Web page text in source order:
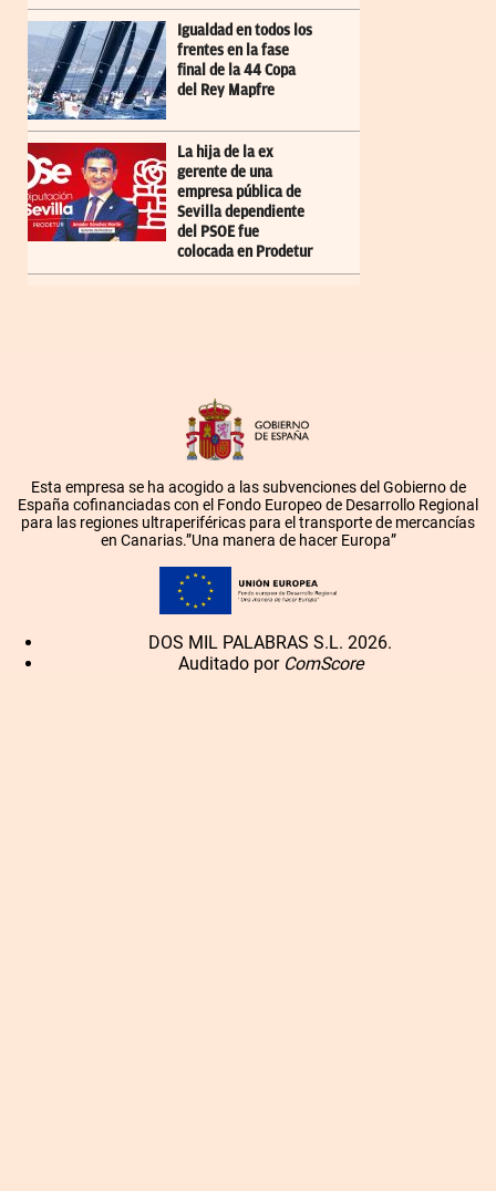
Igualdad en todos los
frentes en la fase
final de la 44 Copa
del Rey Mapfre
La hija de la ex
gerente de una
empresa pública de
Sevilla dependiente
del PSOE fue
colocada en Prodetur
Esta empresa se ha acogido a las subvenciones del Gobierno de
España cofinanciadas con el Fondo Europeo de Desarrollo Regional
para las regiones ultraperiféricas para el transporte de mercancías
en Canarias.”Una manera de hacer Europa”
DOS MIL PALABRAS S.L. 2026.
Auditado por ComScore